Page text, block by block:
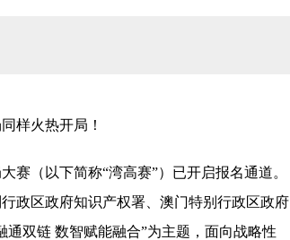
样火热开局！
赛（以下简称“湾高赛”）已开启报名通道。
政区政府知识产权署、澳门特别行政区政府
双链 数智赋能融合”为主题，面向战略性